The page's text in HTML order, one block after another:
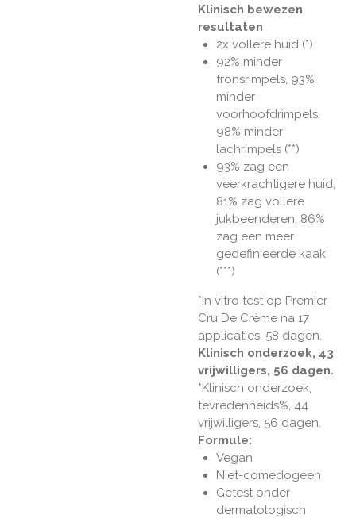
Klinisch bewezen
resultaten
2x vollere huid (*)
92% minder
fronsrimpels, 93%
minder
voorhoofdrimpels,
98% minder
lachrimpels (**)
93% zag een
veerkrachtigere huid,
81% zag vollere
jukbeenderen, 86%
zag een meer
gedefinieerde kaak
(***)
*In vitro test op Premier
Cru De Crème na 17
applicaties, 58 dagen.
Klinisch onderzoek, 43
vrijwilligers, 56 dagen.
*Klinisch onderzoek,
tevredenheids%, 44
vrijwilligers, 56 dagen.
Formule:
Vegan
Niet-comedogeen
Getest onder
dermatologisch